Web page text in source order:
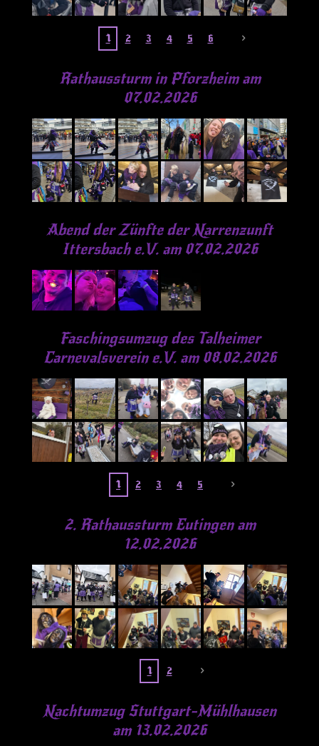
1 2 3 4 5 6
Rathaussturm in Pforzheim am
07.02.2026
Abend der Zünfte der Narrenzunft
Ittersbach e.V. am 07.02.2026
Faschingsumzug des Talheimer
Carnevalsverein e.V. am 08.02.2026
1 2 3 4 5
2. Rathaussturm Eutingen am
12.02.2026
1 2
Nachtumzug Stuttgart-Mühlhausen
am 13.02.2026